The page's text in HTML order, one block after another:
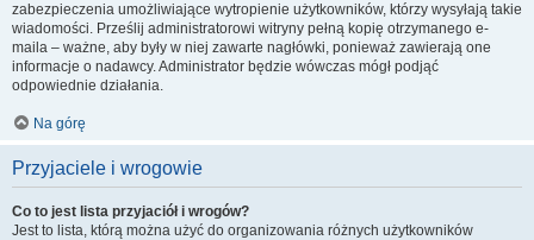
zabezpieczenia umożliwiające wytropienie użytkowników, którzy wysyłają takie
wiadomości. Prześlij administratorowi witryny pełną kopię otrzymanego e-
maila – ważne, aby były w niej zawarte nagłówki, ponieważ zawierają one
informacje o nadawcy. Administrator będzie wówczas mógł podjąć
odpowiednie działania.
Na górę
Przyjaciele i wrogowie
Co to jest lista przyjaciół i wrogów?
Jest to lista, którą można użyć do organizowania różnych użytkowników